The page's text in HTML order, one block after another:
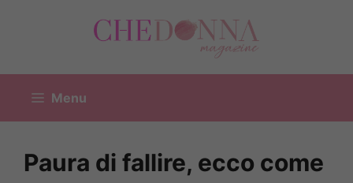
Menu
Paura di fallire, ecco come